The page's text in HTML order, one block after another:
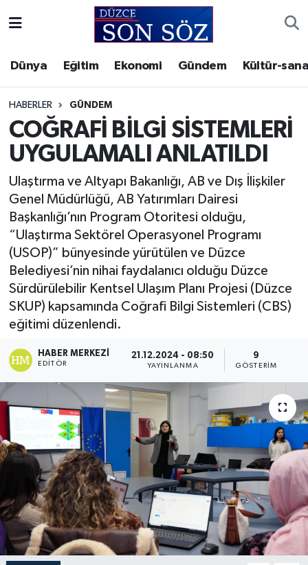
Dünya Eğitim Ekonomi Gündem Kültür-
HABERLER GÜNDEM
COĞRAFİ BİLGİ SİSTEMLERİ
UYGULAMALI ANLATILDI
Ulaştırma ve Altyapı Bakanlığı, AB ve Dış İlişkiler
Genel Müdürlüğü, AB Yatırımları Dairesi
Başkanlığı’nın Program Otoritesi olduğu,
“Ulaştırma Sektörel Operasyonel Programı
(USOP)” bünyesinde yürütülen ve Düzce
Belediyesi’nin nihai faydalanıcı olduğu Düzce
Sürdürülebilir Kentsel Ulaşım Planı Projesi (Düzce
SKUP) kapsamında Coğrafi Bilgi Sistemleri (CBS)
eğitimi düzenlendi.
HABER MERKEZI
EDITÖR
21.12.2024 - 08:50
YAYINLANMA
9
GÖSTERIM
Gizlilik Sözleşmesi
İletişim
Künye
Video Galeri
Akçakoca Hava Durumu
Akçakoca Trafik Yoğunluk Haritası
Süper Lig Puan Durumu ve Fikstür
Tüm Manşetler
Son Dakika Haberleri
Haber Arşivi